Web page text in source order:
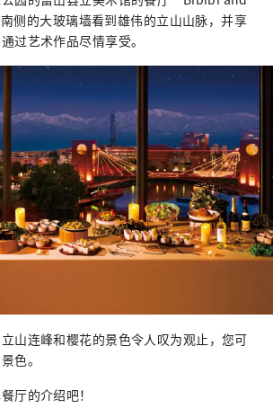
侧的大玻璃墙看到雄伟的立山山脉，并享
过艺术作品尽情享受。
山连峰和樱花的景色令人叹为观止，您可
色。
厅的介绍吧！